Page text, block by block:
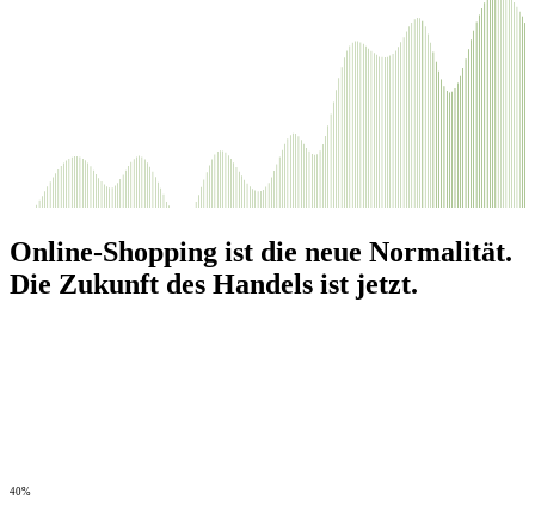
Online-Shopping ist die neue Normalität.
Die Zukunft des Handels ist jetzt.
40%